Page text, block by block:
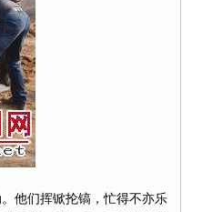
他们挥锨抡镐，忙得不亦乐